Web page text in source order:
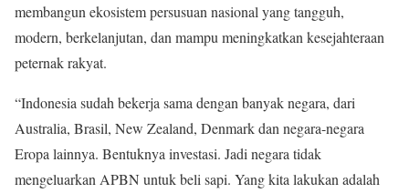
membangun ekosistem persusuan nasional yang tangguh,
modern, berkelanjutan, dan mampu meningkatkan kesejahteraan
peternak rakyat.
“Indonesia sudah bekerja sama dengan banyak negara, dari
Australia, Brasil, New Zealand, Denmark dan negara-negara
Eropa lainnya. Bentuknya investasi. Jadi negara tidak
mengeluarkan APBN untuk beli sapi. Yang kita lakukan adalah